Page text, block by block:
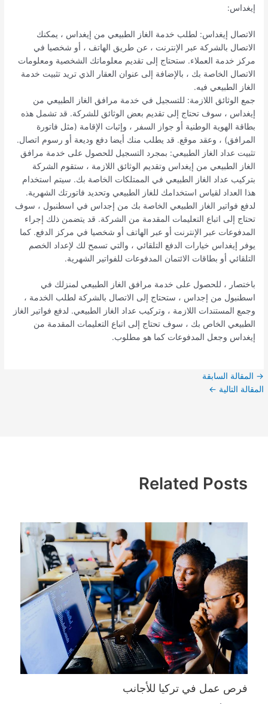
إيغداس:
الاتصال إيغداس: لطلب خدمة الغاز الطبيعي من إيغداس ، يمكنك
الاتصال بالشركة عبر الإنترنت ، عن طريق الهاتف ، أو شخصيا في
مركز خدمة العملاء. ستحتاج إلى تقديم معلوماتك الشخصية ومعلومات
الاتصال الخاصة بك ، بالإضافة إلى عنوان العقار الذي تريد تثبيت خدمة
الغاز الطبيعي فيه.
جمع الوثائق اللازمة: للتسجيل في خدمة مرافق الغاز الطبيعي من
إيغداس ، سوف تحتاج إلى تقديم بعض الوثائق للشركة. قد تشمل هذه
بطاقة الهوية الوطنية أو جواز السفر ، وإثبات الإقامة (مثل فاتورة
المرافق) ، وعقد موقع. قد يطلب منك أيضا دفع وديعة أو رسوم اتصال.
تثبيت عداد الغاز الطبيعي: بمجرد التسجيل للحصول على خدمة مرافق
الغاز الطبيعي من إيغداس وتقديم الوثائق اللازمة ، ستقوم الشركة
بتركيب عداد الغاز الطبيعي في الممتلكات الخاصة بك. سيتم استخدام
هذا العداد لقياس استخدامك للغاز الطبيعي وتحديد فاتورتك الشهرية.
لدفع فواتير الغاز الطبيعي الخاصة بك من إجداس في اسطنبول ، سوف
تحتاج إلى اتباع التعليمات المقدمة من الشركة. قد يتضمن ذلك إجراء
المدفوعات عبر الإنترنت أو عبر الهاتف أو شخصيا في مركز الدفع. كما
يوفر إيغداس خيارات الدفع التلقائي ، والتي تسمح لك لإعداد الخصم
التلقائي أو بطاقات الائتمان المدفوعات للفواتير الشهرية.
باختصار ، للحصول على خدمة مرافق الغاز الطبيعي لمنزلك في
اسطنبول من إجداس ، ستحتاج إلى الاتصال بالشركة لطلب الخدمة ،
وجمع المستندات اللازمة ، وتركيب عداد الغاز الطبيعي. لدفع فواتير الغاز
الطبيعي الخاص بك ، سوف تحتاج إلى اتباع التعليمات المقدمة من
إيغداس وجعل المدفوعات كما هو مطلوب.
→ المقالة السابقة
المقالة التالية ←
Related Posts
فرص عمل في تركيا للأجانب